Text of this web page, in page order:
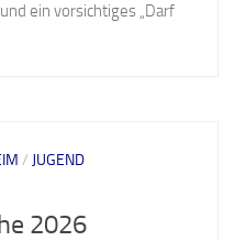
ein vorsichtiges „Darf
/ JUGEND
2026